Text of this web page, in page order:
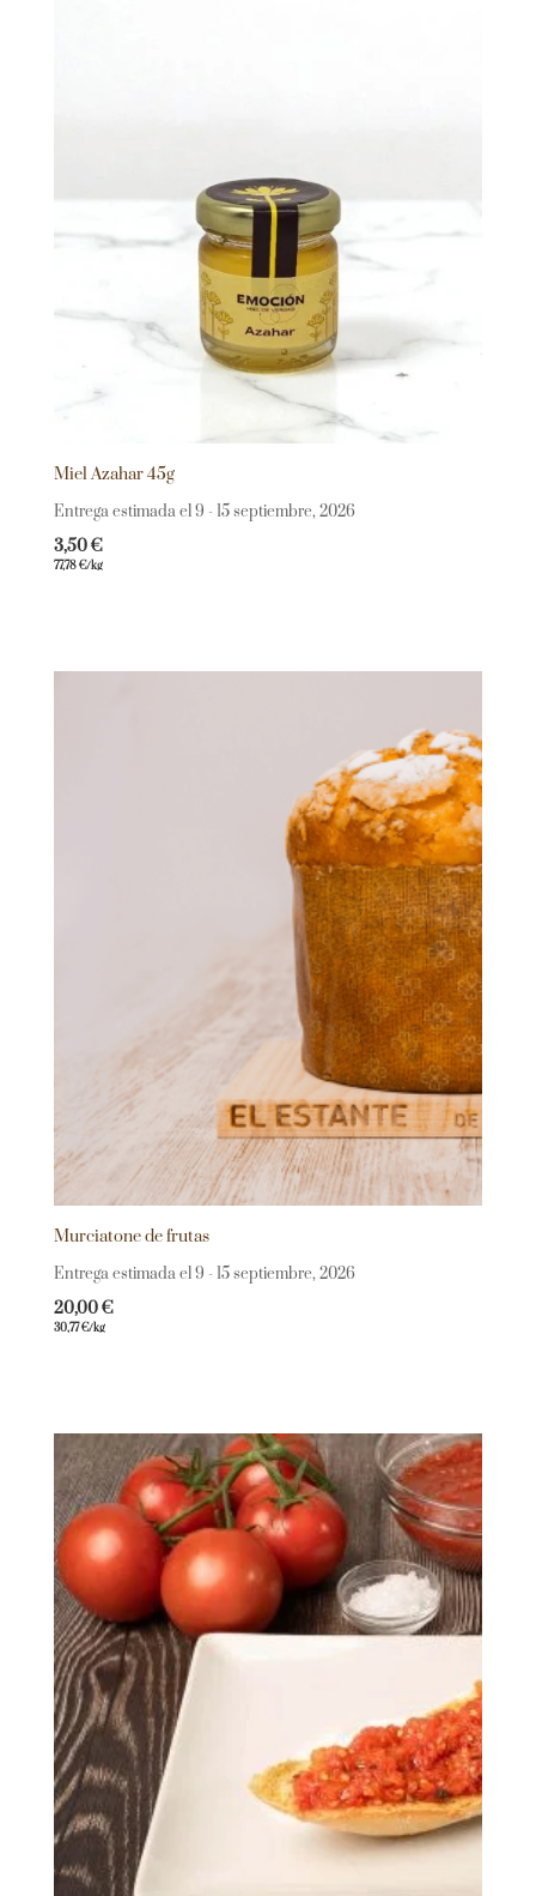
Miel Azahar 45g
Entrega estimada el 9 - 15 septiembre, 2026
3,50€
77,78€/kg
Murciatone de frutas
Entrega estimada el 9 - 15 septiembre, 2026
20,00€
30,77€/kg